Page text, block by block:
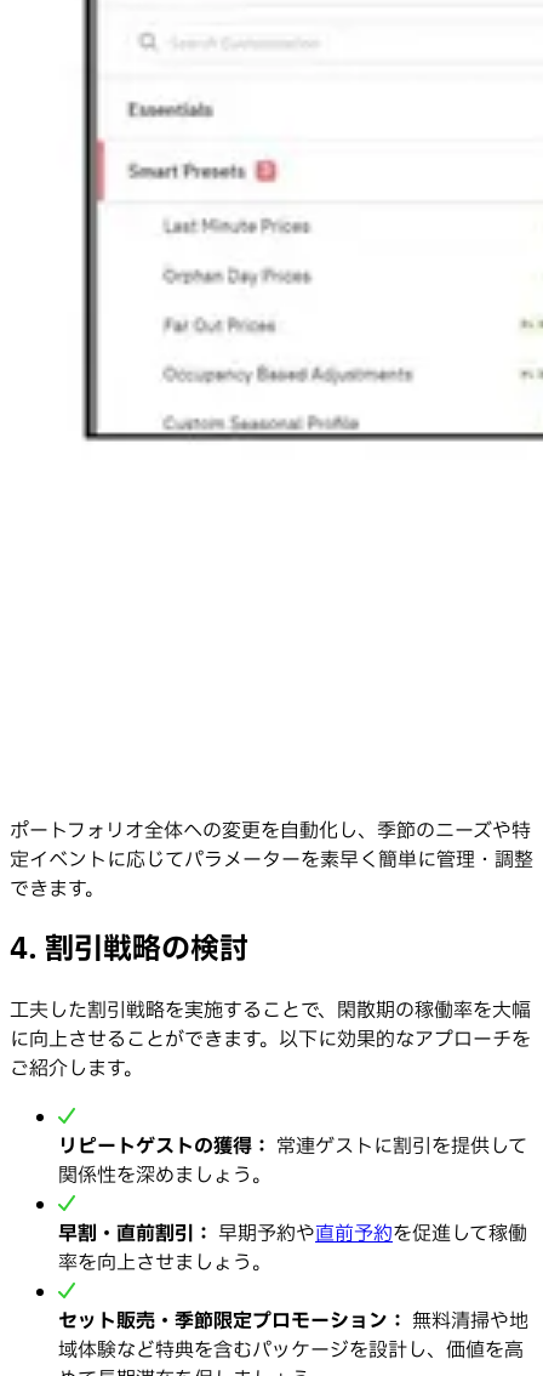
ポートフォリオ全体への変更を自動化し、季節のニーズや特
定イベントに応じてパラメーターを素早く簡単に管理・調整
できます。
4. 割引戦略の検討
工夫した割引戦略を実施することで、閑散期の稼働率を大幅
に向上させることができます。以下に効果的なアプローチを
ご紹介します。
リピートゲストの獲得： 常連ゲストに割引を提供して
関係性を深めましょう。
早割・直前割引： 早期予約や直前予約を促進して稼働
率を向上させましょう。
セット販売・季節限定プロモーション： 無料清掃や地
域体験など特典を含むパッケージを設計し、価値を高